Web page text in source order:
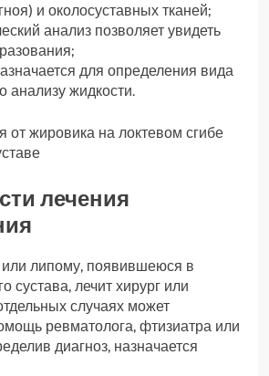
и околосуставных тканей;
анализ позволяет увидеть
для определения вида
анализу жидкости.
лечения
или липому, появившеюся в
сустава, лечит хирург или
случаях может
ревматолога, фтизиатра или
диагноз, назначается